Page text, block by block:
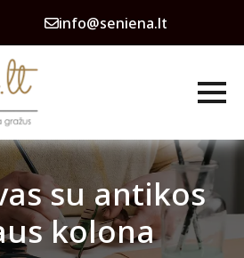
info@seniena.lt
su antikos
kolona